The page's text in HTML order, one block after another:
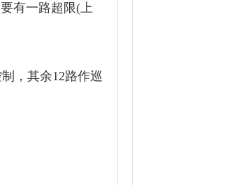
有一路超限(上
，其余12路作巡